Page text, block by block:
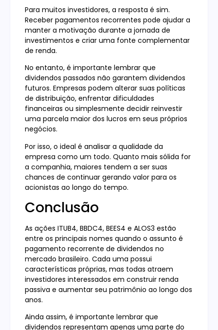
Para muitos investidores, a resposta é sim.
Receber pagamentos recorrentes pode ajudar a
manter a motivação durante a jornada de
investimentos e criar uma fonte complementar
de renda.
No entanto, é importante lembrar que
dividendos passados não garantem dividendos
futuros. Empresas podem alterar suas políticas
de distribuição, enfrentar dificuldades
financeiras ou simplesmente decidir reinvestir
uma parcela maior dos lucros em seus próprios
negócios.
Por isso, o ideal é analisar a qualidade da
empresa como um todo. Quanto mais sólida for
a companhia, maiores tendem a ser suas
chances de continuar gerando valor para os
acionistas ao longo do tempo.
Conclusão
As ações ITUB4, BBDC4, BEES4 e ALOS3 estão
entre os principais nomes quando o assunto é
pagamento recorrente de dividendos no
mercado brasileiro. Cada uma possui
características próprias, mas todas atraem
investidores interessados em construir renda
passiva e aumentar seu patrimônio ao longo dos
anos.
Ainda assim, é importante lembrar que
dividendos representam apenas uma parte do